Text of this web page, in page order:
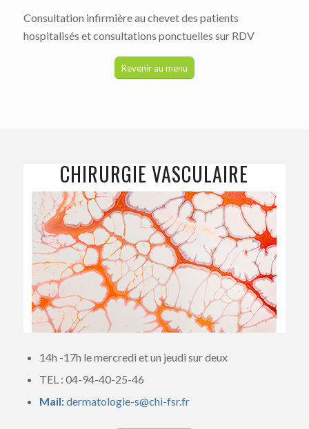
Consultation infirmière au chevet des patients
hospitalisés et consultations ponctuelles sur RDV
Revenir au menu
CHIRURGIE VASCULAIRE
14h -17h le mercredi et un jeudi sur deux
TEL : 04-94-40-25-46
Mail:dermatologie-s@chi-fsr.fr